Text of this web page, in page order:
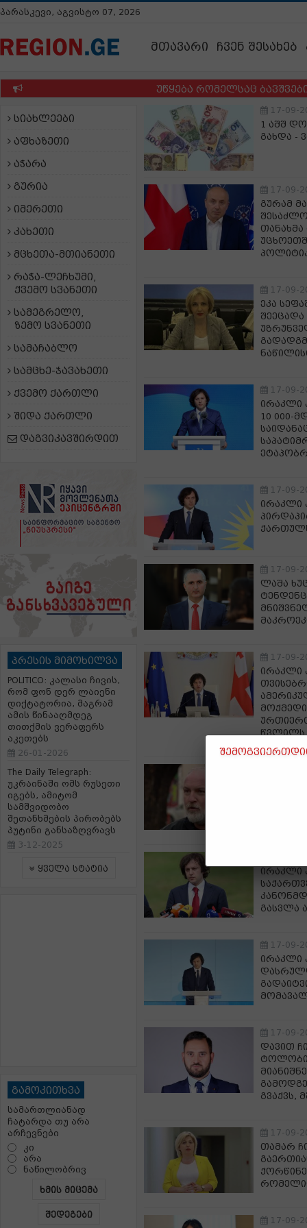
პარასკევი, აგვისტო 07, 2026
მთავარი ჩვენ შესახებ
უწყება რომელსაც ბავშვების
სიახლეები
აფხაზეთი
აჭარა
გურია
იმერეთი
კახეთი
მცხეთა-მთიანეთი
რაჭა-ლეჩხუმი,
ქვემო სვანეთი
სამეგრელო,
ზემო სვანეთი
სამაჩაბლო
სამცხე-ჯავახეთი
ქვემო ქართლი
შიდა ქართლი
დაგვიკავშირდით
პრესის მიმოხილვა
POLITICO: კალასი ჩივის,
რომ ფონ დერ ლაიენი
დიქტატორია, მაგრამ
ამის წინააღმდეგ
თითქმის ვერაფერს
აკეთებს
26-01-2026
The Daily Telegraph:
უკრაინაში ომს რუსეთი
იგებს, ამიტომ
სამშვიდობო
შეთანხმების პირობებს
პუტინი განსაზღვრავს
3-12-2025
ყველა სტატია
გამოკითხვა
სამართლიანად
ჩატარდა თუ არა
არჩევნები
კი
არა
ნაწილობრივ
ხმის მიცემა
შედეგები
17-09-
1 აშშ
გახდა -
17-09-
გურამ
17-09-
ეკა
შეეცადა
17-09-
ირაკლი
10 000-
17-09-
ირაკლი
17-09-
ლაშა
17-09-
ირაკლი
წვლილს
ირაკლი
გასვლა
17-09-
ირაკლი
17-09-
დავით
გვაქვს,
17-09-
თამარ
17-09-